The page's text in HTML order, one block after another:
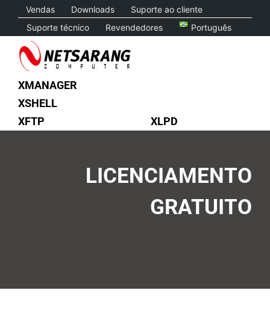
content
Vendas Downloads
Suporte ao cliente
Suporte técnico
Revendedores Português
XMANAGER
XSHELL
XFTP
XLPD
LICENCIAMENTO
GRATUITO